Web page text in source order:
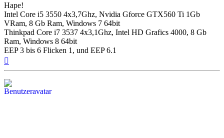
Hape!
Intel Core i5 3550 4x3,7Ghz, Nvidia Gforce GTX560 Ti 1Gb
VRam, 8 Gb Ram, Windows 7 64bit
Thinkpad Core i7 3537 4x3,1Ghz, Intel HD Grafics 4000, 8 Gb
Ram, Windows 8 64bit
EEP 3 bis 6 Flicken 1, und EEP 6.1